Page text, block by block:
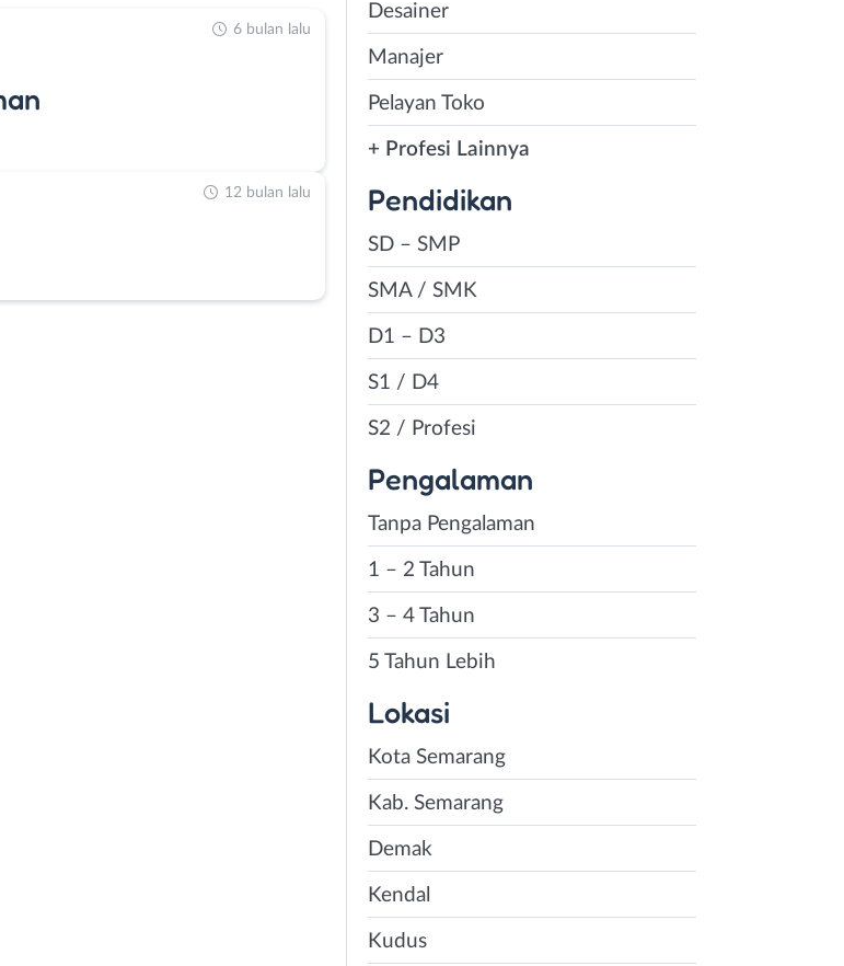
6 bulan lalu
12 bulan lalu
Desainer
Manajer
Pelayan Toko
+ Profesi Lainnya
Pendidikan
SD – SMP
SMA / SMK
D1 – D3
S1 / D4
S2 / Profesi
Pengalaman
Tanpa Pengalaman
1 – 2 Tahun
3 – 4 Tahun
5 Tahun Lebih
Lokasi
Kota Semarang
Kab. Semarang
Demak
Kendal
Kudus